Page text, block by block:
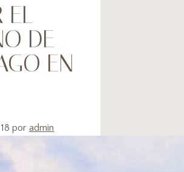
EL
DE
EN
por admin